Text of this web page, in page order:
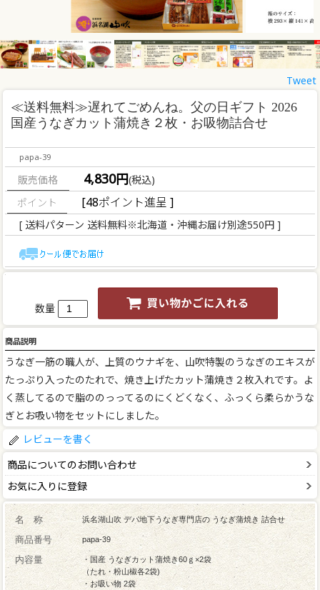
Tweet
≪送料無料≫遅れてごめんね。父の日ギフト 2026
国産うなぎカット蒲焼き２枚・お吸物詰合せ
papa-39
販売価格 4,830円(税込)
[48ポイント進呈 ]
[ 送料パターン 送料無料※北海道・沖縄お届け別途550円 ]
数量
商品説明
うなぎ一筋の職人が、上質のウナギを、山吹特製のうなぎのエキスが
たっぷり入ったのたれで、焼き上げたカット蒲焼き２枚入れです。よ
く蒸してるので脂ののっってるのにくどくなく、ふっくら柔らかうな
ぎとお吸い物をセットにしました。
レビューを書く
商品についてのお問い合わせ
お気に入りに登録
名 称 浜名湖山吹 デパ地下うなぎ専門店の うなぎ蒲焼き 詰合せ
商品番号 papa-39
内容量
・国産 うなぎカット蒲焼き60ｇ×2袋
（たれ・粉山椒各2袋)
・お吸い物 2袋